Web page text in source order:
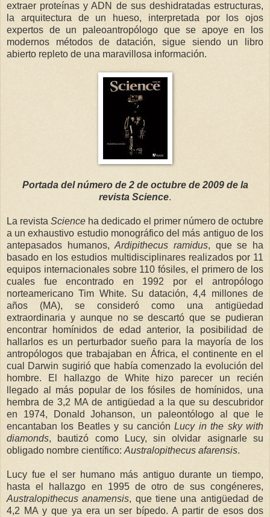
extraer proteínas y ADN de sus deshidratadas estructuras,
la arquitectura de un hueso, interpretada por los ojos
expertos de un paleoantropólogo que se apoye en los
modernos métodos de datación, sigue siendo un libro
abierto repleto de una maravillosa información.
Portada del número de 2 de octubre de 2009 de la
revista Science.
La revista Science ha dedicado el primer número de octubre
a un exhaustivo estudio monográfico del más antiguo de los
antepasados humanos,Ardipithecus ramidus, que se ha
basado en los estudios multidisciplinares realizados por 11
equipos internacionales sobre 110 fósiles, el primero de los
cuales fue encontrado en 1992 por el antropólogo
norteamericano Tim White. Su datación, 4,4 millones de
años (MA), se consideró como una antigüedad
extraordinaria y aunque no se descartó que se pudieran
encontrar homínidos de edad anterior, la posibilidad de
hallarlos es un perturbador sueño para la mayoría de los
antropólogos que trabajaban en África, el continente en el
cual Darwin sugirió que había comenzado la evolución del
hombre. El hallazgo de White hizo parecer un recién
llegado al más popular de los fósiles de homínidos, una
hembra de 3,2 MA de antigüedad a la que su descubridor
en 1974, Donald Johanson, un paleontólogo al que le
encantaban los Beatles y su canciónLucy in the sky with
diamonds, bautizó como Lucy, sin olvidar asignarle su
obligado nombre científico: Australopithecus afarensis.
Lucy fue el ser humano más antiguo durante un tiempo,
hasta el hallazgo en 1995 de otro de sus congéneres,
Australopithecus anamensis, que tiene una antigüedad de
4,2 MA y que ya era un ser bípedo. A partir de esos dos